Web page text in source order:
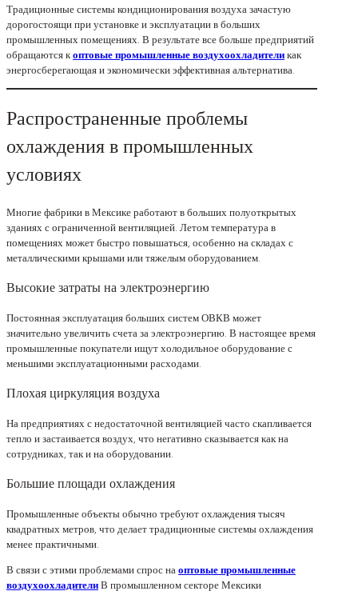
Традиционные системы кондиционирования воздуха зачастую
дорогостоящи при установке и эксплуатации в больших
промышленных помещениях. В результате все больше предприятий
обращаются коптовые промышленные воздухоохладителикак
энергосберегающая и экономически эффективная альтернатива.
Распространенные проблемы
охлаждения в промышленных
условиях
Многие фабрики в Мексике работают в больших полуоткрытых
зданиях с ограниченной вентиляцией. Летом температура в
помещениях может быстро повышаться, особенно на складах с
металлическими крышами или тяжелым оборудованием.
Высокие затраты на электроэнергию
Постоянная эксплуатация больших систем ОВКВ может
значительно увеличить счета за электроэнергию. В настоящее время
промышленные покупатели ищут холодильное оборудование с
меньшими эксплуатационными расходами.
Плохая циркуляция воздуха
На предприятиях с недостаточной вентиляцией часто скапливается
тепло и застаивается воздух, что негативно сказывается как на
сотрудниках, так и на оборудовании.
Большие площади охлаждения
Промышленные объекты обычно требуют охлаждения тысяч
квадратных метров, что делает традиционные системы охлаждения
менее практичными.
В связи с этими проблемами спрос наоптовые промышленные
воздухоохладителиВ промышленном секторе Мексики